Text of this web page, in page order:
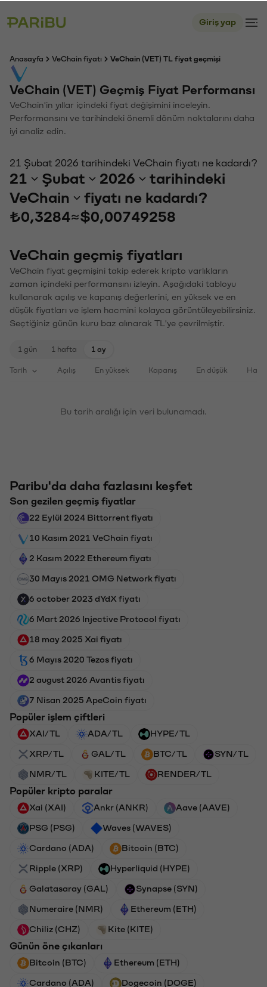
Giriş yap
Anasayfa VeChain fiyatı VeChain (VET) TL fiyat geçmişi
VeChain (VET) Geçmiş Fiyat Performansı
VeChain'in yıllar içindeki fiyat değişimini inceleyin.
Performansını ve tarihindeki önemli dönüm noktalarını daha
iyi analiz edin.
21 Şubat 2026 tarihindeki VeChain fiyatı ne kadardı?
21 Şubat 2026
tarihindeki
VeChain
fiyatı ne kadardı?
₺0,3284≈$0,00749258
VeChain geçmiş fiyatları
VeChain fiyat geçmişini takip ederek kripto varlıkların
zaman içindeki performansını izleyin. Aşağıdaki tabloyu
kullanarak açılış ve kapanış değerlerini, en yüksek ve en
düşük fiyatları ve işlem hacmini kolayca görüntüleyebilirsiniz.
Seçtiğiniz günün kuru baz alınarak TL'ye çevrilmiştir.
1 gün 1 hafta 1 ay
Tarih Açılış En yüksek Kapanış En düşük
Bu tarih aralığı için veri bulunamadı.
Paribu'da daha fazlasını keşfet
Son gezilen geçmiş fiyatlar
22 Eylül 2024 Bittorrent fiyatı
10 Kasım 2021 VeChain fiyatı
2 Kasım 2022 Ethereum fiyatı
30 Mayıs 2021 OMG Network fiyatı
6 october 2023 dYdX fiyatı
6 Mart 2026 Injective Protocol fiyatı
18 may 2025 Xai fiyatı
6 Mayıs 2020 Tezos fiyatı
2 august 2026 Avantis fiyatı
7 Nisan 2025 ApeCoin fiyatı
Popüler işlem çiftleri
XAI/TL ADA/TL HYPE/TL
XRP/TL GAL/TL BTC/TL SYN/TL
NMR/TL KITE/TL RENDER/TL
Popüler kripto paralar
Xai (XAI) Ankr (ANKR) Aave (AAVE)
PSG (PSG) Waves (WAVES)
Cardano (ADA) Bitcoin (BTC)
Ripple (XRP) Hyperliquid (HYPE)
Galatasaray (GAL) Synapse (SYN)
Numeraire (NMR) Ethereum (ETH)
Chiliz (CHZ) Kite (KITE)
Günün öne çıkanları
Bitcoin (BTC) Ethereum (ETH)
Cardano (ADA) Dogecoin (DOGE)